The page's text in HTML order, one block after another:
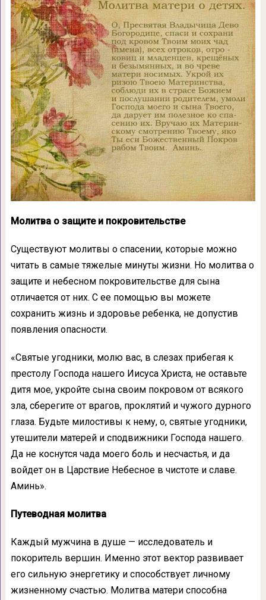
Молитва о защите и покровительстве
Существуют молитвы о спасении, которые можно
читать в самые тяжелые минуты жизни. Но молитва о
защите и небесном покровительстве для сына
отличается от них. С ее помощью вы можете
сохранить жизнь и здоровье ребенка, не допустив
появления опасности.
«Святые угодники, молю вас, в слезах прибегая к
престолу Господа нашего Иисуса Христа, не оставьте
дитя мое, укройте сына своим покровом от всякого
зла, сберегите от врагов, проклятий и чужого дурного
глаза. Будьте милостивы к нему, о, святые угодники,
утешители матерей и сподвижники Господа нашего.
Да не коснутся чада моего боль и несчастья, и да
войдет он в Царствие Небесное в чистоте и славе.
Аминь».
Путеводная молитва
Каждый мужчина в душе — исследователь и
покоритель вершин. Именно этот вектор развивает
его сильную энергетику и способствует личному
жизненному счастью. Молитва матери способна